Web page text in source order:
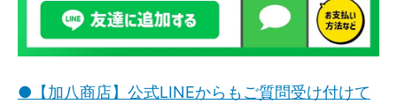
●【加八商店】公式LINEからもご質問受け付けて